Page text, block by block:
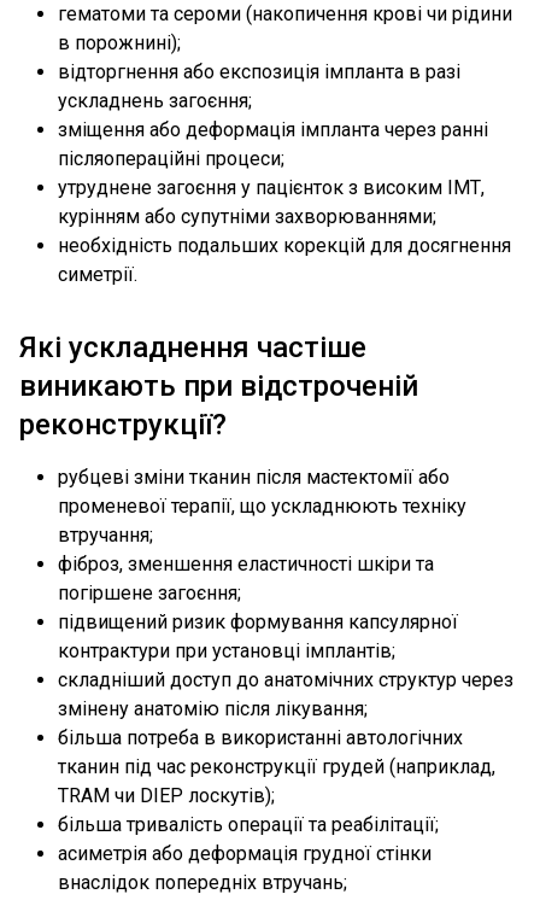
гематоми та сероми (накопичення крові чи рідини
в порожнині);
відторгнення або експозиція імпланта в разі
ускладнень загоєння;
зміщення або деформація імпланта через ранні
післяопераційні процеси;
утруднене загоєння у пацієнток з високим ІМТ,
курінням або супутніми захворюваннями;
необхідність подальших корекцій для досягнення
симетрії.
Які ускладнення частіше
виникають при відстроченій
реконструкції?
рубцеві зміни тканин після мастектомії або
променевої терапії, що ускладнюють техніку
втручання;
фіброз, зменшення еластичності шкіри та
погіршене загоєння;
підвищений ризик формування капсулярної
контрактури при установці імплантів;
складніший доступ до анатомічних структур через
змінену анатомію після лікування;
більша потреба в використанні автологічних
тканин під час реконструкції грудей (наприклад,
TRAM чи DIEP лоскутів);
більша тривалість операції та реабілітації;
асиметрія або деформація грудної стінки
внаслідок попередніх втручань;